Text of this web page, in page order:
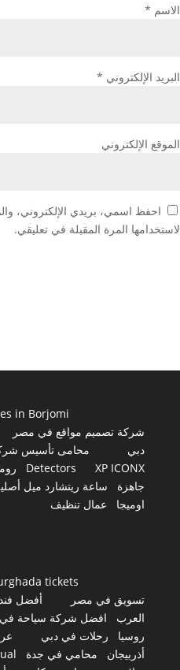
الاسم *
البريد الإلكتروني *
الموقع الإلكتروني
احفظ اسمي، بريدي الإلكتروني،
لاستخدامها المرة المقبلة في تعليقي.
in Borjomi
شركة تصميم مواقع في مصر
دبي
محامى تأسيس
Detectors
XP ICONX
جاهزة
ساعة ريتشارد ميل
اوميجا
عمال تنظيف
tickets
تسويق في مصر
أفضل
العرب
افضل شركة سياحة في
روسيا
رحلات في دبي
أذربيجان
محامي في جدة